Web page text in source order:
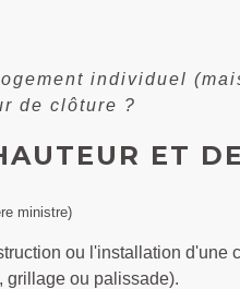
individuel
de clôture ?
ET
ministre)
ou l'installation d'une
grillage ou palissade).